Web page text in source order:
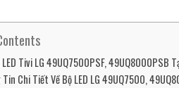
Tivi LG 49UQ7500PSF, 49UQ8000PSB
Chi Tiết Về Bộ LED LG 49UQ7500,